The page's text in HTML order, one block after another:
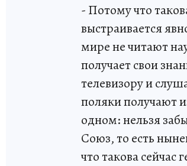
- Потому что
выстраивается
мире не читают
получает свои
телевизору и
поляки получают
одном: нельзя
Союз, то есть
что такова сейчас